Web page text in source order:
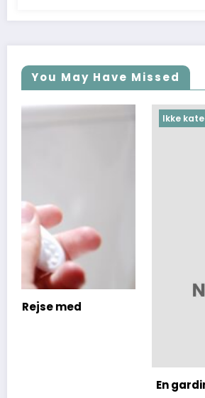
You May Have Missed
En gardinforretning